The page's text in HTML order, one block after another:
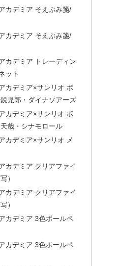
カデミア そえぶみ箋/
カデミア そえぶみ箋/
カデミア トレーディン
ット
カデミア×サンリオ ボ
児郎・ダイナソアーズ
カデミア×サンリオ ボ
哉・シナモロール
カデミア×サンリオ メ
カデミア クリアファイ
）
カデミア クリアファイ
）
カデミア 3色ボールペ
カデミア 3色ボールペ